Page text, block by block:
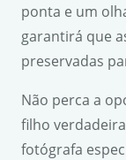
ponta e um
garantirá que
preservadas
Não perca a
filho
fotógrafa